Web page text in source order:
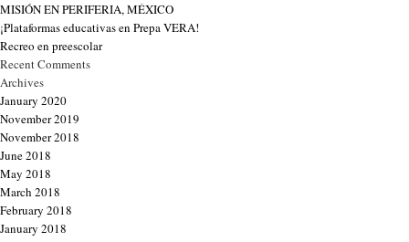
MISIÓN EN PERIFERIA, MÉXICO
¡Plataformas educativas en Prepa VERA!
Recreo en preescolar
Recent Comments
Archives
January 2020
November 2019
November 2018
June 2018
May 2018
March 2018
February 2018
January 2018